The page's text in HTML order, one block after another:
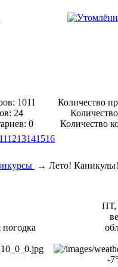
1011
24
0
Количество
Количество
111213141516
→ Лето! Каникулы!
погодка
ПТ,
-